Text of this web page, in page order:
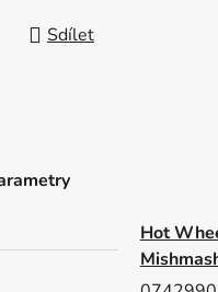
Sdílet
Hot